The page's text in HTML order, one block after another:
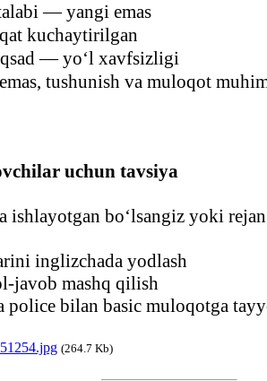
— yangi emas
kuchaytirilgan
— yo‘l xavfsizligi
tushunish va muloqot
uchun tavsiya
ishlayotgan bo‘lsangiz yoki
inglizchada yodlash
javob mashq qilish
police bilan basic muloqotga
(264.7 Kb)